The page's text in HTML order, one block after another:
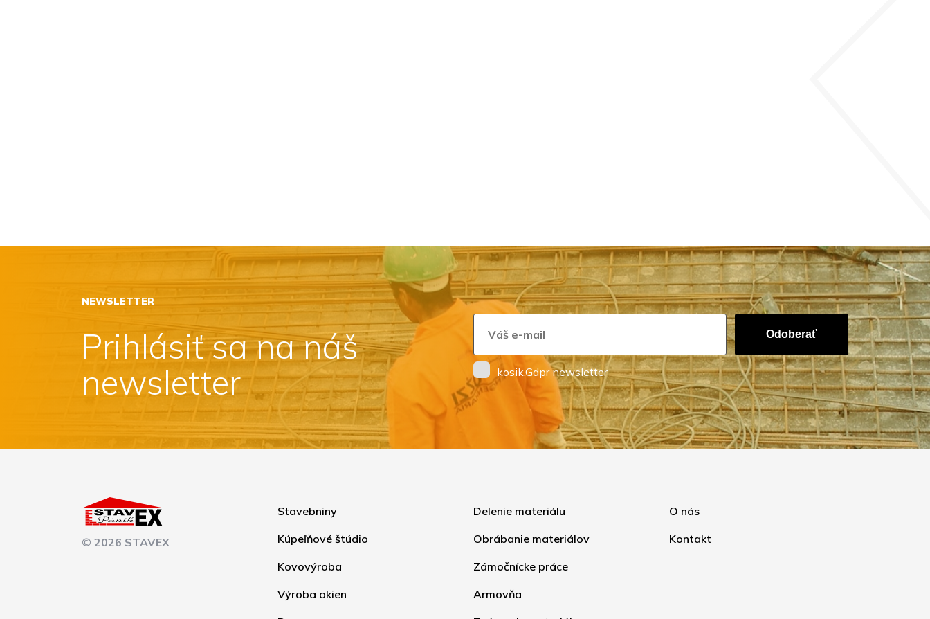
NEWSLETTER
Prihlásiť sa na náš
newsletter
Odoberať
kosik.Gdpr newsletter
© 2026 STAVEX
Stavebniny
Kúpeľňové štúdio
Kovovýroba
Výroba okien
Delenie materiálu
Obrábanie materiálov
Zámočnícke práce
Armovňa
O nás
Kontakt